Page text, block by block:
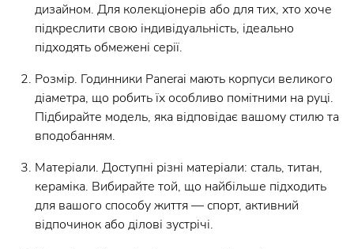
дизайном. Для колекціонерів або для тих, хто хоче
підкреслити свою індивідуальність, ідеально
підходять обмежені серії.
Розмір. Годинники Panerai мають корпуси великого
діаметра, що робить їх особливо помітними на руці.
Підбирайте модель, яка відповідає вашому стилю та
вподобанням.
Матеріали. Доступні різні матеріали: сталь, титан,
кераміка. Вибирайте той, що найбільше підходить
для вашого способу життя — спорт, активний
відпочинок або ділові зустрічі.